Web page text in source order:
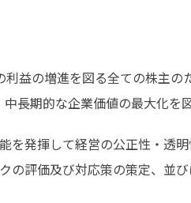
益の増進を図る全ての株主の
長期的な企業価値の最大化を
発揮して経営の公正性・透
評価及び対応策の策定、並